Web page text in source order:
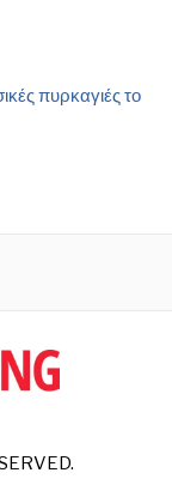
πυρκαγιές το